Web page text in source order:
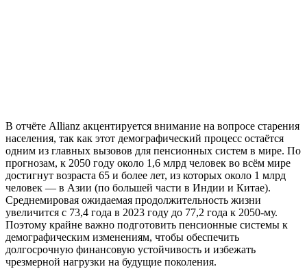
В отчёте Allianz акцентируется внимание на вопросе старения
населения, так как этот демографический процесс остаётся
одним из главных вызовов для пенсионных систем в мире. По
прогнозам, к 2050 году около 1,6 млрд человек во всём мире
достигнут возраста 65 и более лет, из которых около 1 млрд
человек — в Азии (по большей части в Индии и Китае).
Среднемировая ожидаемая продолжительность жизни
увеличится с 73,4 года в 2023 году до 77,2 года к 2050-му.
Поэтому крайне важно подготовить пенсионные системы к
демографическим изменениям, чтобы обеспечить
долгосрочную финансовую устойчивость и избежать
чрезмерной нагрузки на будущие поколения.